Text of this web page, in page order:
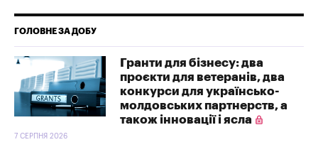
ГОЛОВНЕ ЗА ДОБУ
Гранти для бізнесу: два
проєкти для ветеранів, два
конкурси для українсько-
молдовських партнерств, а
також інновації і ясла
7 СЕРПНЯ 2026